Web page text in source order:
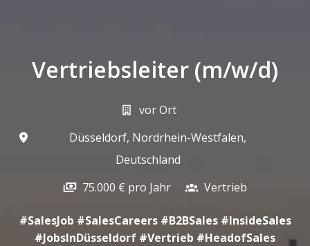
Vertriebsleiter (m/w/d)
vor Ort
Düsseldorf, Nordrhein-Westfalen,
Deutschland
75.000 € pro Jahr
Vertrieb
#SalesJob #SalesCareers #B2BSales #InsideSales
#JobsInDüsseldorf #Vertrieb #HeadofSales